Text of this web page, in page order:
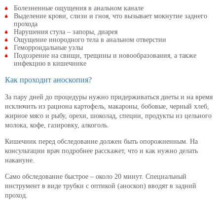
Болезненные ощущения в анальном канале
Выделение крови, слизи и гноя, что вызывает мокнутие заднего
прохода
Нарушения стула – запоры, диарея
Ощущение инородного тела в анальном отверстии
Геморроидальные узлы
Подозрение на свищи, трещины и новообразования, а также
инфекцию в кишечнике
Как проходит аноскопия?
За пару дней до процедуры нужно придерживаться диеты и на время
исключить из рациона картофель, макароны, бобовые, черный хлеб,
жирное мясо и рыбу, орехи, шоколад, специи, продукты из цельного
молока, кофе, газировку, алкоголь.
Кишечник перед обследование должен быть опорожненным. На
консультации врач подробнее расскажет, что и как нужно делать
накануне.
Само обследование быстрое – около 20 минут. Специальный
инструмент в виде трубки с оптикой (аноскоп) вводят в задний
проход.